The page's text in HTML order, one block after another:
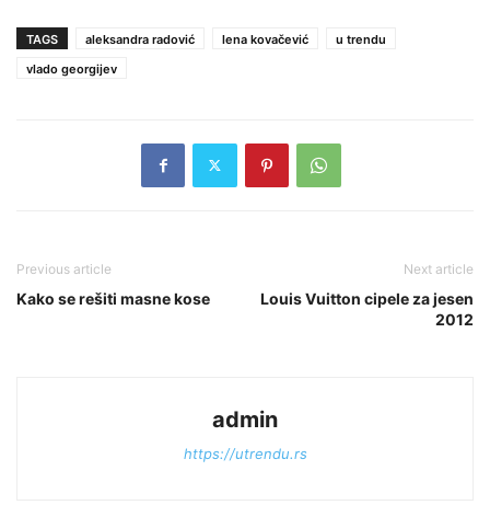
TAGS aleksandra radović lena kovačević
u trendu
vlado georgijev
Previous article
Kako se rešiti masne kose
Next article
Louis Vuitton cipele za jesen
2012
admin
https://utrendu.rs